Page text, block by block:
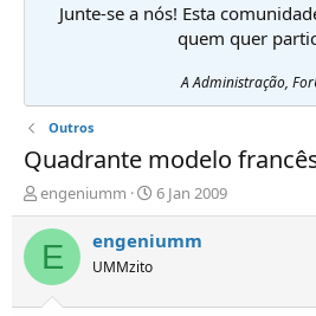
Junte-se a nós! Esta
quem quer
A Administração,
Outros
Quadrante modelo
I
n
i
i
engeniumm
D
a
t
6 Jan 2009
E engeniumm
UMMzito